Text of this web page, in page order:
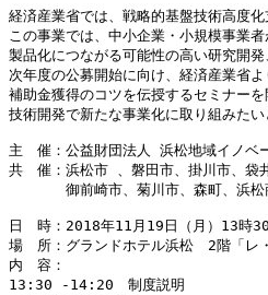
経済産業省では、戦略的基盤技術高度
この事業では、中小企業・小規模事業
製品化につながる可能性の高い研究開
次年度の公募開始に向け、経済産業省
補助金獲得のコツを伝授するセミナー
技術開発で新たな事業化に取り組みた
主　催：公益財団法人 浜松地域イノベ
共　催：浜松市 、磐田市、掛川市、袋
御前崎市、菊川市、森町、浜松
日　時：2018年11月19日（月）13時
場　所：グランドホテル浜松　2階「
内　容：
13:30 -14:20　制度説明